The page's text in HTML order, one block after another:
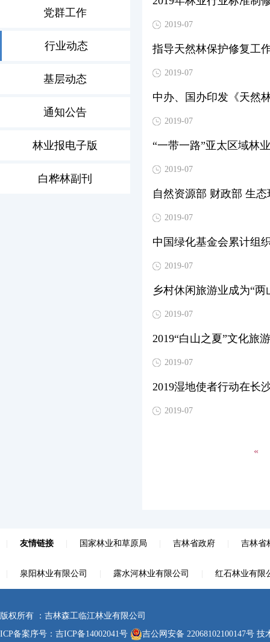
党群工作
行业动态
基层动态
通知公告
林业报电子版
白桦林副刊
2019-07
指导天然林保护修复工
2019-07
中办、国办印发《天然
2019-07
“一带一路”亚太区域林
2019-07
自然资源部 财政部 生
2019-07
中国绿化基金会累计组
2019-07
乡村休闲旅游业成为“两
2019-07
2019“白山之夏”文化旅
2019-07
2019湿地使者行动在长
2019-07
«
友情链接 国家林业和草原局 吉林省政府 吉林省
泉阳林业有限公司 露水河林业有限公司 红石林业有限
版权所有 ：吉林森工临江林业有限公司
ICP备案序号： 吉ICP备14002041号 吉公网安备 22068102100147号 技